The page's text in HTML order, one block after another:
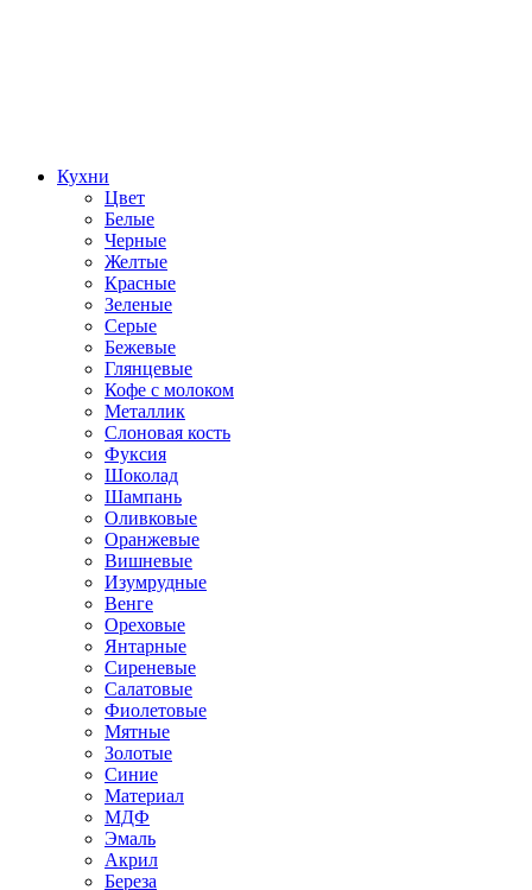
Кухни
Цвет
Белые
Черные
Желтые
Красные
Зеленые
Серые
Бежевые
Глянцевые
Кофе с молоком
Металлик
Слоновая кость
Фуксия
Шоколад
Шампань
Оливковые
Оранжевые
Вишневые
Изумрудные
Венге
Ореховые
Янтарные
Сиреневые
Салатовые
Фиолетовые
Мятные
Золотые
Синие
Материал
МДФ
Эмаль
Акрил
Береза